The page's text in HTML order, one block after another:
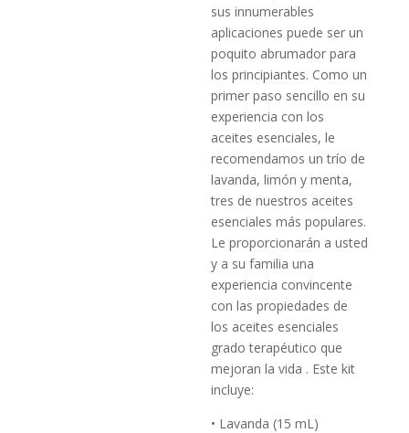
sus innumerables
aplicaciones puede ser un
poquito abrumador para
los principiantes. Como un
primer paso sencillo en su
experiencia con los
aceites esenciales, le
recomendamos un trío de
lavanda, limón y menta,
tres de nuestros aceites
esenciales más populares.
Le proporcionarán a usted
y a su familia una
experiencia convincente
con las propiedades de
los aceites esenciales
grado terapéutico que
mejoran la vida . Este kit
incluye:
• Lavanda (15 mL)